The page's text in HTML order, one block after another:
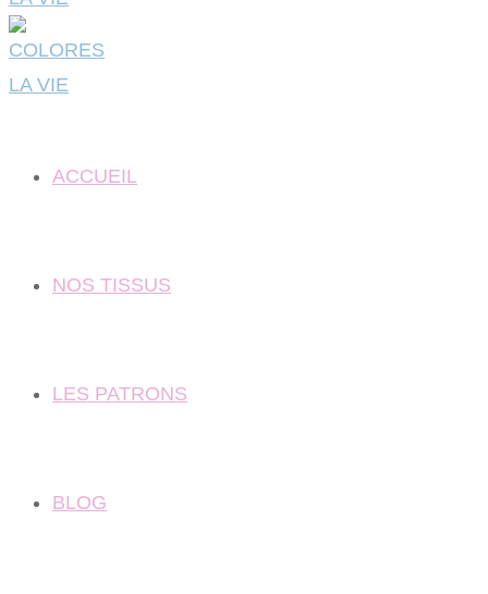
ACCUEIL
NOS TISSUS
LES PATRONS
BLOG